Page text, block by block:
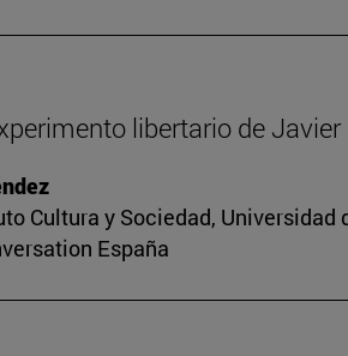
libertario de Javier
Cultura y Sociedad, Universidad
España